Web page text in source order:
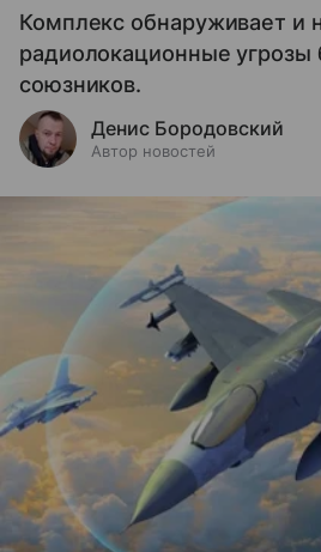
Комплекс обнаруживает и
радиолокационные угрозы
союзников.
Денис Бородовский
Автор новостей